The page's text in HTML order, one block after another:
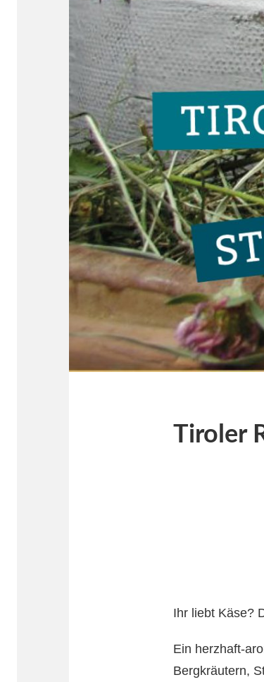
Tiroler
Ihr liebt Käse?
Ein herzhaft-
Bergkräutern,